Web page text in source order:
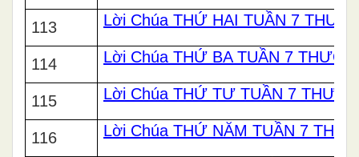
113 Lời Chúa THỨ HAI TUẦN 7
114 Lời Chúa THỨ BA TUẦN 7
115 Lời Chúa THỨ TƯ TUẦN 7
116 Lời Chúa THỨ NĂM TUẦN 7